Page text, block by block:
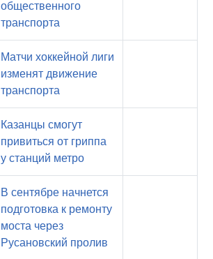
общественного
транспорта
Матчи хоккейной лиги
изменят движение
транспорта
Казанцы смогут
привиться от гриппа
у станций метро
В сентябре начнется
подготовка к ремонту
моста через
Русановский пролив